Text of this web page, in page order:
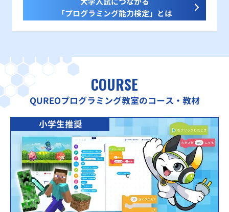
「プログラミング能力検定」とは
COURSE
QUREOプログラミング教室のコース・教材
小学生推奨